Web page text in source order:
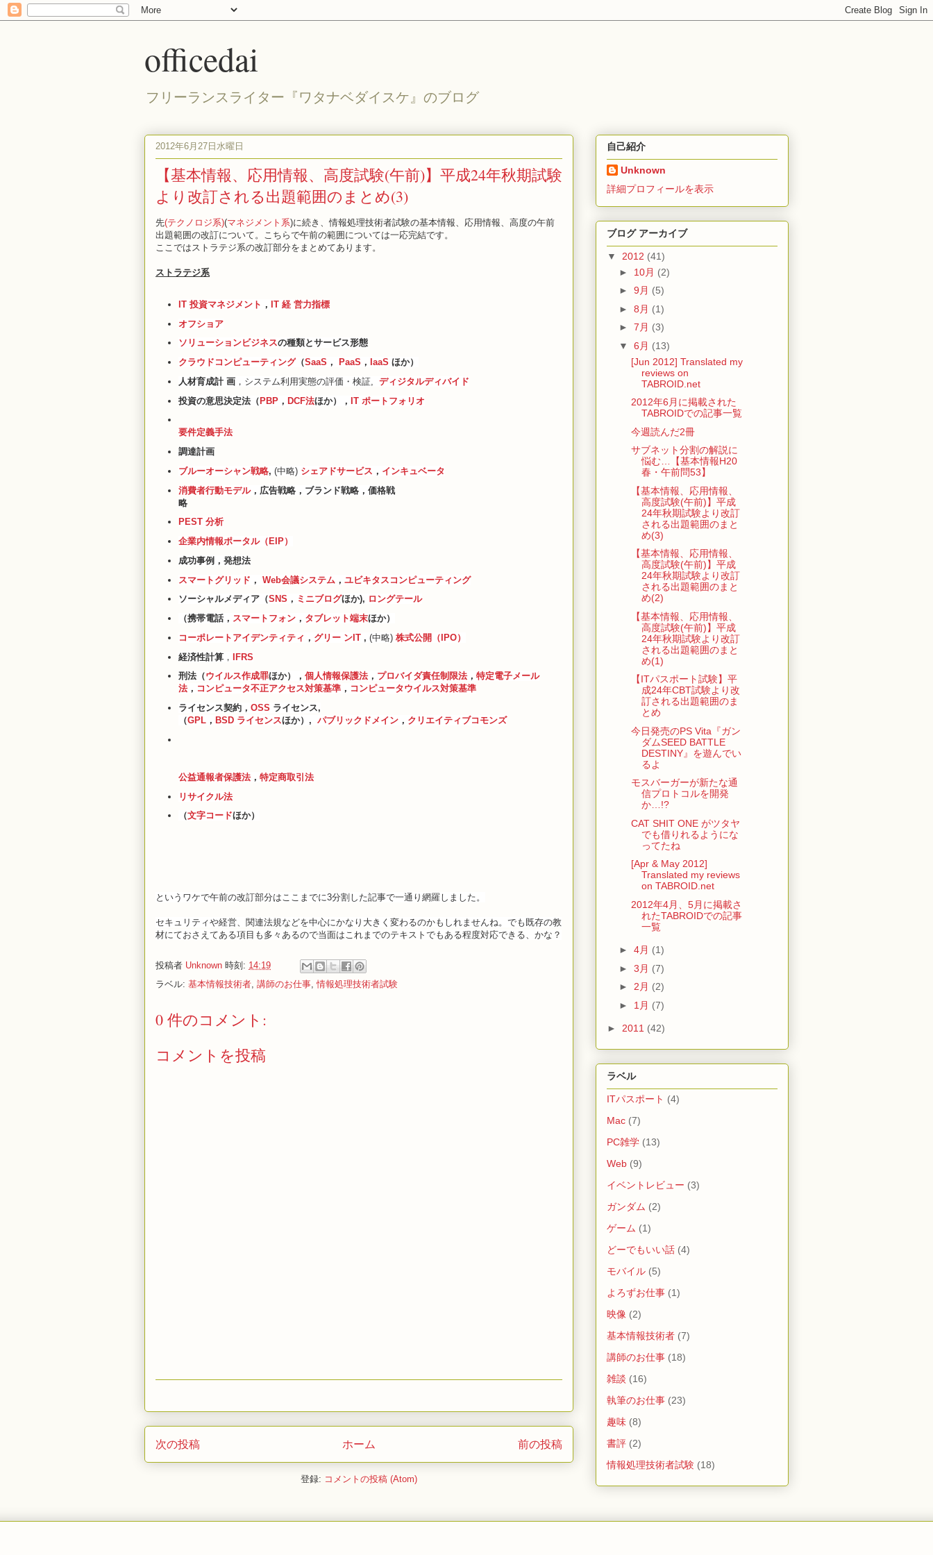
officedai
フリーランスライター『ワタナベダイスケ』のブログ
2012年6月27日水曜日
【基本情報、応用情報、高度試験(午前)】平成24年秋期試験
より改訂される出題範囲のまとめ(3)
先(テクノロジ系)(マネジメント系)に続き、情報処理技術者試験の基本情報、応用情報、高度の午前
出題範囲の改訂について。こちらで午前の範囲については一応完結です。
ここではストラテジ系の改訂部分をまとめてあります。
ストラテジ系
IT 投資マネジメント ， IT 経 営力指標
オフショア
ソリューションビジネスの種類とサービス形態
クラウドコンピューティング（SaaS ， PaaS ， IaaS ほか）
人材育成計 画，システム利用実態の評価・検証,
ディジタルディバイド
投資の意思決定法（PBP， DCF法ほか）， IT ポートフォリオ
要件定義手法
調達計画
ブルーオーシャン戦略, (中略) シェアドサービス ， インキュベータ
消費者行動モデル，広告戦略，ブランド戦略，価格戦
略
PEST 分析
企業内情報ポータル（EIP）
成功事例，発想法
スマートグリッド ， Web会議システム ， ユビキタスコンピューティング
ソーシャルメディア（SNS ， ミニブログほか), ロングテール
（携帯電話， スマートフォン， タブレット端末ほか）
コーポレートアイデンティティ ， グリー ンIT , (中略) 株式公開（IPO）
経済性計算， IFRS
刑法（ウイルス作成罪ほか）， 個人情報保護法， プロバイダ責任制限法， 特定電子メール
法， コンピュータ不正アクセス対策基準， コンピュータウイルス対策基準
ライセンス契約， OSS ライセンス,
（GPL， BSD ライセンスほか）, パブリックドメイン， クリエイティブコモンズ
公益通報者保護法， 特定商取引法
リサイクル法
（文字コードほか）
というワケで午前の改訂部分はここまでに3分割した記事で一通り網羅しました。
セキュリティや経営、関連法規などを中心にかなり大きく変わるのかもしれませんね。でも既存の教
材にておさえてある項目も多々あるので当面はこれまでのテキストでもある程度対応できる、かな？
投稿者 Unknown 時刻: 14:19
ラベル: 基本情報技術者, 講師のお仕事,情報処理技術者試験
0 件のコメント:
コメントを投稿
次の投稿 前の投稿
ホーム
登録: コメントの投稿 (Atom)
自己紹介
Unknown
詳細プロフィールを表示
ブログ アーカイブ
▼ 2012 (41)
► 10月 (2)
► 9月 (5)
► 8月 (1)
► 7月 (3)
▼ 6月 (13)
[Jun 2012] Translated my
reviews on
TABROID.net
2012年6月に掲載された
TABROIDでの記事一覧
今週読んだ2冊
サブネット分割の解説に
悩む…【基本情報H20
春・午前問53】
【基本情報、応用情報、
高度試験(午前)】平成
24年秋期試験より改訂
される出題範囲のまと
め(3)
【基本情報、応用情報、
高度試験(午前)】平成
24年秋期試験より改訂
される出題範囲のまと
め(2)
【基本情報、応用情報、
高度試験(午前)】平成
24年秋期試験より改訂
される出題範囲のまと
め(1)
【ITパスポート試験】平
成24年CBT試験より改
訂される出題範囲のま
とめ
今日発売のPS Vita『ガン
ダムSEED BATTLE
DESTINY』を遊んでい
るよ
モスバーガーが新たな通
信プロトコルを開発
か…!?
CAT SHIT ONE がツタヤ
でも借りれるようにな
ってたね
[Apr & May 2012]
Translated my reviews
on TABROID.net
2012年4月、5月に掲載さ
れたTABROIDでの記事
一覧
► 4月 (1)
► 3月 (7)
► 2月 (2)
► 1月 (7)
► 2011 (42)
ラベル
ITパスポート (4)
Mac (7)
PC雑学 (13)
Web (9)
イベントレビュー (3)
ガンダム (2)
ゲーム (1)
どーでもいい話 (4)
モバイル (5)
よろずお仕事 (1)
映像 (2)
基本情報技術者 (7)
講師のお仕事 (18)
雑談 (16)
執筆のお仕事 (23)
趣味 (8)
書評 (2)
情報処理技術者試験 (18)